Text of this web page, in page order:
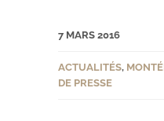
7 MARS 2016
ACTUALITÉS,
DE PRESSE